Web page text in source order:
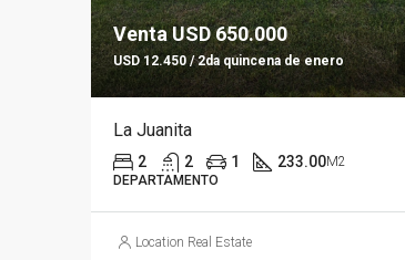
Venta USD 650.000
USD 12.450 / 2da quincena de enero
La Juanita
2 2 1 233.00M2
DEPARTAMENTO
Location Real Estate